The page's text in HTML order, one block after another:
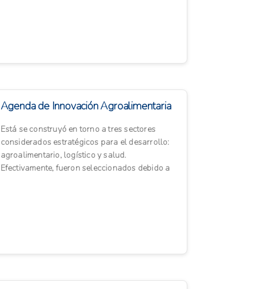
Agenda de Innovación Agroalimentaria
Está se construyó en torno a tres sectores
considerados estratégicos para el desarrollo:
agroalimentario, logístico y salud.
Efectivamente, fueron seleccionados debido a